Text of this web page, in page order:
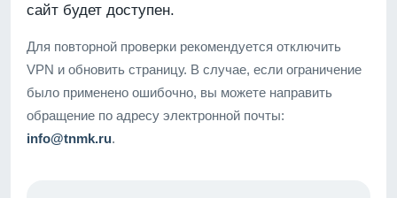
сайт будет доступен.
Для повторной проверки рекомендуется отключить
VPN и обновить страницу. В случае, если ограничение
было применено ошибочно, вы можете направить
обращение по адресу электронной почты:
info@tnmk.ru.